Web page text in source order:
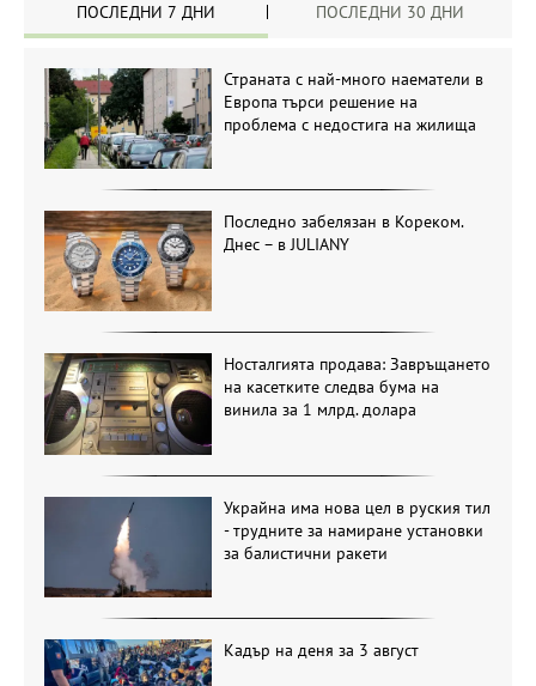
ПОСЛЕДНИ 7 ДНИ ПОСЛЕДНИ 30 ДНИ
Страната с най-много наематели в
Европа търси решение на
проблема с недостига на жилища
Последно забелязан в Кореком.
Днес – в JULIANY
Носталгията продава: Завръщането
на касетките следва бума на
винила за 1 млрд. долара
Украйна има нова цел в руския тил
- трудните за намиране установки
за балистични ракети
Кадър на деня за 3 август